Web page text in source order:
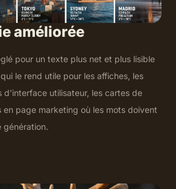
améliorée
pour un texte plus net et plus lisible
le rend utile pour les affiches, les
d'interface utilisateur, les cartes de
en page marketing où les mots doivent
génération.